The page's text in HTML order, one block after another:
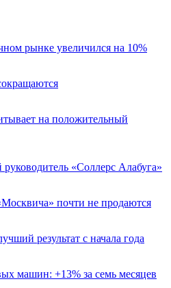
рынке увеличился на 10%
на положительный
«Соллерс Алабуга»
почти не продаются
результат с начала года
машин: +13% за семь месяцев